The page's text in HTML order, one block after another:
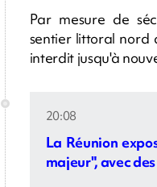
Par mesure de
sentier littoral nord
interdit jusqu'à
20:08
La Réunion
majeur", avec